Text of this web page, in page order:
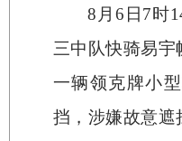
8 月 6 日 7时
三中队快骑易宇
一辆领克牌小
挡，涉嫌故意遮